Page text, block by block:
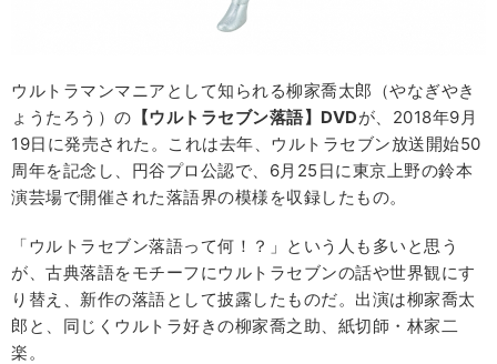
ウルトラマンマニアとして知られる柳家喬太郎（やなぎやき
ょうたろう）の 【ウルトラセブン落語】 DVDが、2018年9月
19日に発売された。これは去年、ウルトラセブン放送開始50
周年を記念し、円谷プロ公認で、6月25日に東京上野の鈴本
演芸場で開催された落語界の模様を収録したもの。
「ウルトラセブン落語って何！？」という人も多いと思う
が、古典落語をモチーフにウルトラセブンの話や世界観にす
り替え、新作の落語として披露したものだ。出演は柳家喬太
郎と、同じくウルトラ好きの柳家喬之助、紙切師・林家二
楽。